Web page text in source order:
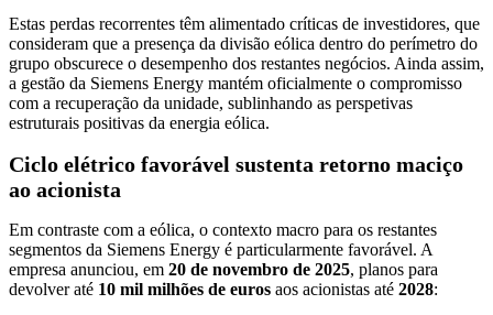
Estas perdas recorrentes têm alimentado críticas de investidores, que
consideram que a presença da divisão eólica dentro do perímetro do
grupo obscurece o desempenho dos restantes negócios. Ainda assim,
a gestão da Siemens Energy mantém oficialmente o compromisso
com a recuperação da unidade, sublinhando as perspetivas
estruturais positivas da energia eólica.
Ciclo elétrico favorável sustenta retorno maciço
ao acionista
Em contraste com a eólica, o contexto macro para os restantes
segmentos da Siemens Energy é particularmente favorável. A
empresa anunciou, em 20 de novembro de 2025, planos para
devolver até 10 mil milhões de euros aos acionistas até 2028: